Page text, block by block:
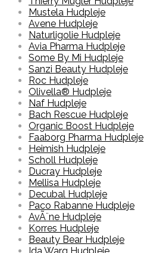
Mustela Hudpleje
Avene Hudpleje
Naturligolie Hudpleje
Avia Pharma Hudpleje
Some By Mi Hudpleje
Sanzi Beauty Hudpleje
Roc Hudpleje
Olivella® Hudpleje
Naf Hudpleje
Bach Rescue Hudpleje
Organic Boost Hudpleje
Faaborg Pharma Hudpleje
Heimish Hudpleje
Scholl Hudpleje
Ducray Hudpleje
Mellisa Hudpleje
Decubal Hudpleje
Paco Rabanne Hudpleje
AvÃ¨ne Hudpleje
Korres Hudpleje
Beauty Bear Hudpleje